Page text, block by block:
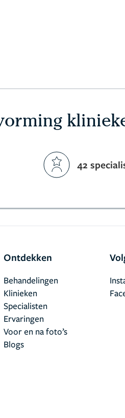
42
Ontdekken
Behandelingen
Klinieken
Specialisten
Ervaringen
Voor en na foto’s
Blogs